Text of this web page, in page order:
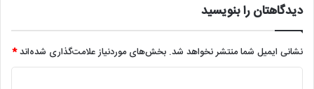
دیدگاهتان را بنویسید
نشانی ایمیل شما منتشر نخواهد شد. بخش‌های موردنیاز علامت‌گذاری شده‌اند*